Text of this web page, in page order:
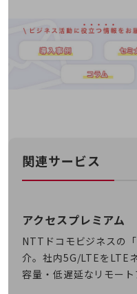
決算公告
人材育成制度
広告・協賛
広告
協賛
関連サービス
アクセスプレミアム
NTTドコモビジネスの
介。社内5G/LTEをLTE
容量・低遅延なリモート